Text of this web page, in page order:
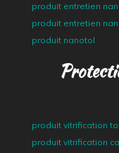
produit entretien
produit entretien
produit nanotol
produit vitrification
produit vitrification